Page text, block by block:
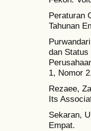
Peraturan
Tahunan
dan Status
1, Nomor
Rezaee,
Its
Sekaran,
Empat.